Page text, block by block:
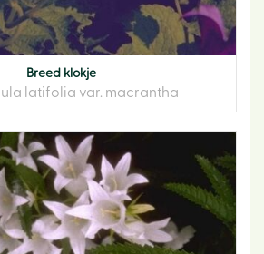
Breed klokje
latifolia var. macrantha